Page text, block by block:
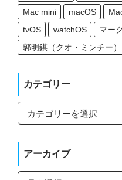
Mac mini
macOS
tvOS
watchOS
マー
郭明錤（クオ・ミンチー）
カテゴリー
カ
ゴ
ー
アーカイブ
ア